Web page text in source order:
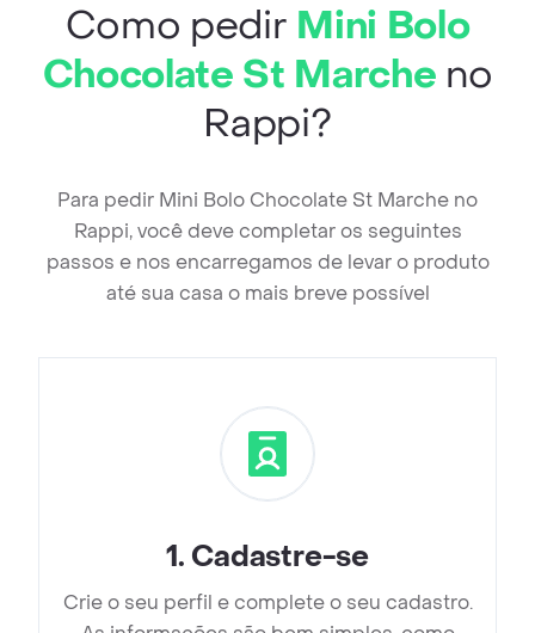
Como pedir Mini Bolo
Chocolate St Marche no
Rappi?
Para pedir Mini Bolo Chocolate St Marche no
Rappi, você deve completar os seguintes
passos e nos encarregamos de levar o produto
até sua casa o mais breve possível
1. Cadastre-se
Crie o seu perfil e complete o seu cadastro.